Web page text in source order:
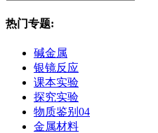
热门专题:
碱金属
银镜反应
课本实验
探究实验
物质鉴别04
金属材料